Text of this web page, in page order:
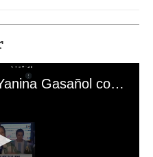
El mal momento de Yanina Gasañol con un hincha argentino en "Subrayado"